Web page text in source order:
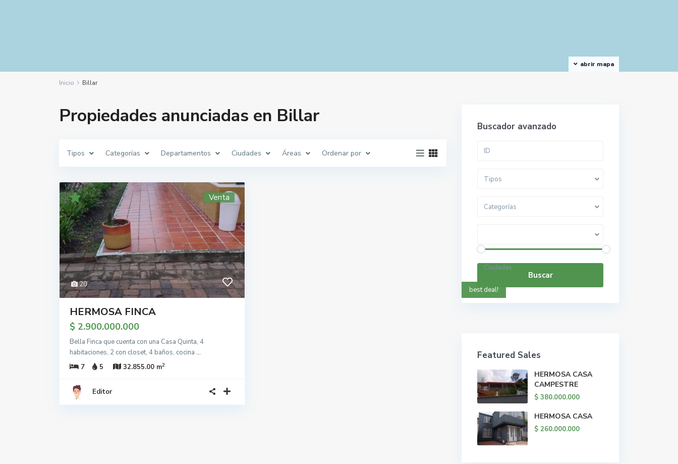
abrir mapa
Inicio Billar
Propiedades anunciadas en Billar
Tipos Categorías Departamentos Ciudades Áreas Ordenar por
20
Venta
HERMOSA FINCA
$ 2.900.000.000
Bella Finca que cuenta con una Casa Quinta, 4
habitaciones, 2 con closet, 4 baños, cocina ...
7
5 32.855.00 m2
Editor
Buscador avanzado
Tipos
Categorías
Rango de precios:
Ciudades
Buscar
best deal!
Featured Sales
HERMOSA CASA
CAMPESTRE
$ 380.000.000
HERMOSA CASA
$ 260.000.000